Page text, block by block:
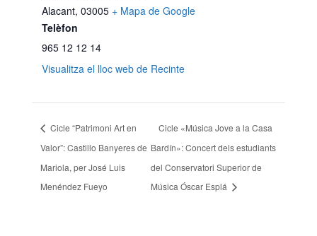
Alacant, 03005 + Mapa de Google
Telèfon
965 12 12 14
Visualitza el lloc web de Recinte
Cicle “Patrimoni Art en
Valor”: Castillo Banyeres de
Mariola, per José Luis
Menéndez Fueyo
Cicle «Música Jove a la Casa
Bardín»: Concert dels estudiants
del Conservatori Superior de
Música Óscar Esplá